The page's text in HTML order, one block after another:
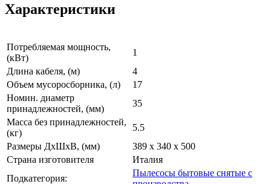
Характеристики
Потребляемая мощность,
(кВт)
1
Длина кабеля, (м)
4
Объем мусоросборника, (л)
17
Номин. диаметр
принадлежностей, (мм)
35
Масса без принадлежностей,
(кг)
5.5
Размеры ДхШхВ, (мм)
389 x 340 x 500
Страна изготовителя
Италия
Подкатегория:
Пылесосы бытовые снятые с